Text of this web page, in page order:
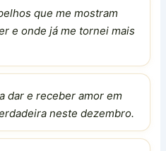
que me mostram
e onde já me tornei mais
dar e receber amor em
neste dezembro.